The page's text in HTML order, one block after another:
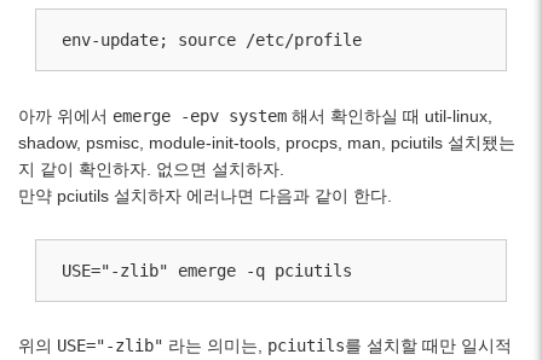
env-update; source /etc/profile
아까 위에서 emerge -epv system 해서 확인하실 때 util-linux,
shadow, psmisc, module-init-tools, procps, man, pciutils 설치됐는
지 같이 확인하자. 없으면 설치하자.
만약 pciutils 설치하자 에러나면 다음과 같이 한다.
USE="-zlib" emerge -q pciutils
위의 USE="-zlib" 라는 의미는, pciutils를 설치할 때만 일시적